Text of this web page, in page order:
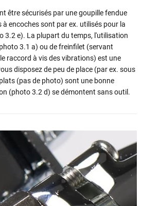
être sécurisés par une goupille fendue
encoches sont par ex. utilisés pour la
3.2 e). La plupart du temps, l'utilisation
3.1 a) ou de freinfilet (servant
raccord à vis des vibrations) est une
disposez de peu de place (par ex. sous
(pas de photo) sont une bonne
(photo 3.2 d) se démontent sans outil.